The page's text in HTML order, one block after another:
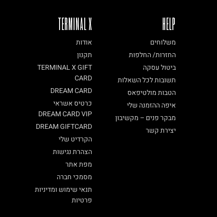
TERMINAL X
אודות
תקנון
TERMINAL X GIFT
CARD
DREAM CARD
כרטיס אשראי
DREAM CARD VIP
DREAM GIFTCARD
הקרדיט שלי
הצהרת נגישות
מפת אתר
מסמכי חברה
תנאי שימוש ומדיניות
פרטיות
HELP
משלוחים
החזרות/ החלפות
ביטול עסקה
תשובות לכל השאלות
הטבות מולטיפאס
איפה ההזמנה שלי
מבקר פנים – מקשיבון
יצירת קשר